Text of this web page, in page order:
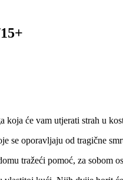
koja će vam utjerati strah u
se oporavljaju od tragične
tražeći pomoć, za